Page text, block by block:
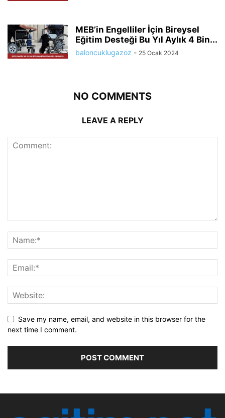
MEB’in Engelliler İçin Bireysel
Eğitim Desteği Bu Yıl Aylık 4 Bin...
baloncuklugazoz - 25 Ocak 2024
NO COMMENTS
LEAVE A REPLY
Save my name, email, and website in this browser for the
next time I comment.